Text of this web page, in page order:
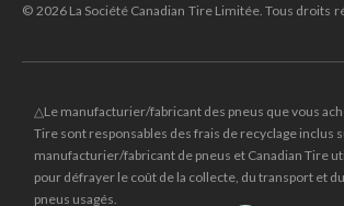
© 2026 La Société Canadian Tire Limitée. Tous droits
△Le manufacturier/fabricant des pneus que vous
Tire sont responsables des frais de recyclage inclus
manufacturier/fabricant de pneus et Canadian Tire
pour défrayer le coût de la collecte, du transport et
pneus usagés.